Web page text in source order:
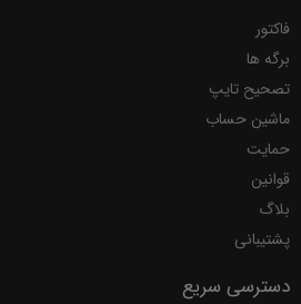
فاکتور
برگه ها
تصحیح تایپ
ماشین حساب
حمایت
قوانین
بلاگ
پشتیبانی
دسترسی سریع